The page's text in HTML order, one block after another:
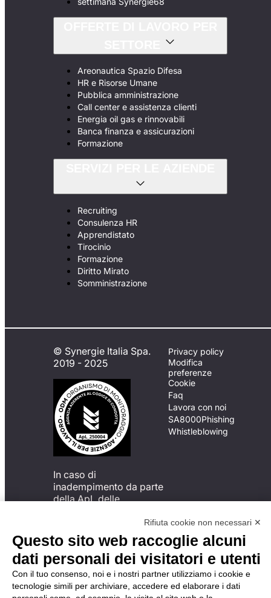
Areonautica Spazio Difesa
HR e Risorse Umane
Pubblica amministrazione
Call center e assistenza clienti
Energia oil gas e rinnovabili
Banca finanza e assicurazioni
Formazione
Recruiting
Consulenza HR
Apprendistato
Tirocinio
Formazione
Diritto Mirato
Somministrazione
© Synergie Italia Spa.
2019 - 2025
In caso di
inadempimento da parte
della ApL delle
del Codice di Condotta, è
possibile presentare un
reclamo
all’Organismo di
Monitoraggio utilizzando
una delle modalità
descritte al seguente
Privacy policy
Modifica
preferenze
Cookie
Faq
Lavora con noi
SA8000Phishing
Whistleblowing
Rifiuta cookie non necessari ✕
Questo sito web raccoglie alcuni
dati personali dei visitatori e utenti
Con il tuo consenso, noi e i nostri partner utilizziamo i cookie e
tecnologie simili per archiviare, accedere ed elaborare i dati